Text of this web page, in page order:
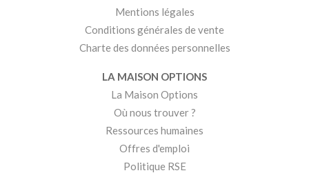
Mentions légales
Conditions générales de vente
Charte des données personnelles
LA MAISON OPTIONS
La Maison Options
Où nous trouver ?
Ressources humaines
Offres d'emploi
Politique RSE